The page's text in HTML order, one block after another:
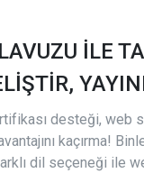
İLE
desteği, web
kaçırma!
dil seçeneği ile